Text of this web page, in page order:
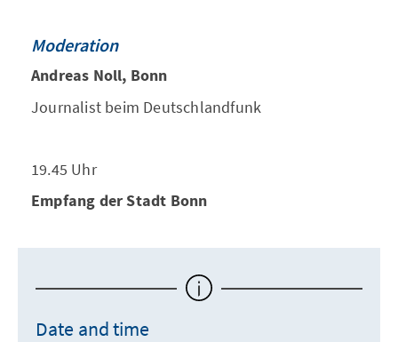
Moderation
Andreas Noll, Bonn
Journalist beim Deutschlandfunk
19.45 Uhr
Empfang der Stadt Bonn
Date and time